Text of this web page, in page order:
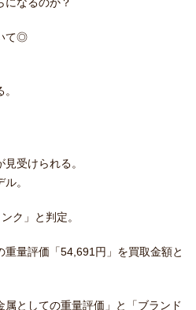
て◎
受けられる。
。
ク」と判定。
量評価「54,691円」を買取金額と
としての重量評価」と「ブランド